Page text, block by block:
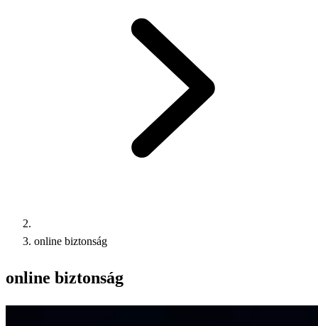
online biztonság
online biztonság